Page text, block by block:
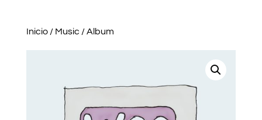
Inicio/ Music / Album